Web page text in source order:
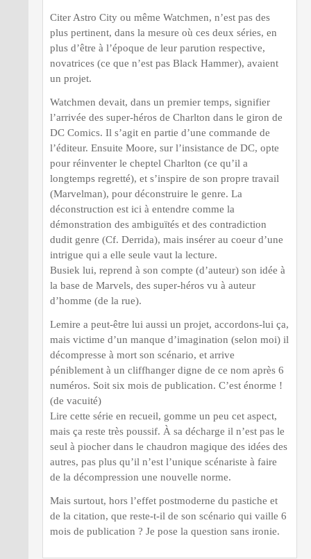
Citer Astro City ou même Watchmen, n’est pas des
plus pertinent, dans la mesure où ces deux séries, en
plus d’être à l’époque de leur parution respective,
novatrices (ce que n’est pas Black Hammer), avaient
un projet.
Watchmen devait, dans un premier temps, signifier
l’arrivée des super-héros de Charlton dans le giron de
DC Comics. Il s’agit en partie d’une commande de
l’éditeur. Ensuite Moore, sur l’insistance de DC, opte
pour réinventer le cheptel Charlton (ce qu’il a
longtemps regretté), et s’inspire de son propre travail
(Marvelman), pour déconstruire le genre. La
déconstruction est ici à entendre comme la
démonstration des ambiguïtés et des contradiction
dudit genre (Cf. Derrida), mais insérer au coeur d’une
intrigue qui a elle seule vaut la lecture.
Busiek lui, reprend à son compte (d’auteur) son idée à
la base de Marvels, des super-héros vu à auteur
d’homme (de la rue).
Lemire a peut-être lui aussi un projet, accordons-lui ça,
mais victime d’un manque d’imagination (selon moi) il
décompresse à mort son scénario, et arrive
péniblement à un cliffhanger digne de ce nom après 6
numéros. Soit six mois de publication. C’est énorme !
(de vacuité)
Lire cette série en recueil, gomme un peu cet aspect,
mais ça reste très poussif. À sa décharge il n’est pas le
seul à piocher dans le chaudron magique des idées des
autres, pas plus qu’il n’est l’unique scénariste à faire
de la décompression une nouvelle norme.
Mais surtout, hors l’effet postmoderne du pastiche et
de la citation, que reste-t-il de son scénario qui vaille 6
mois de publication ? Je pose la question sans ironie.